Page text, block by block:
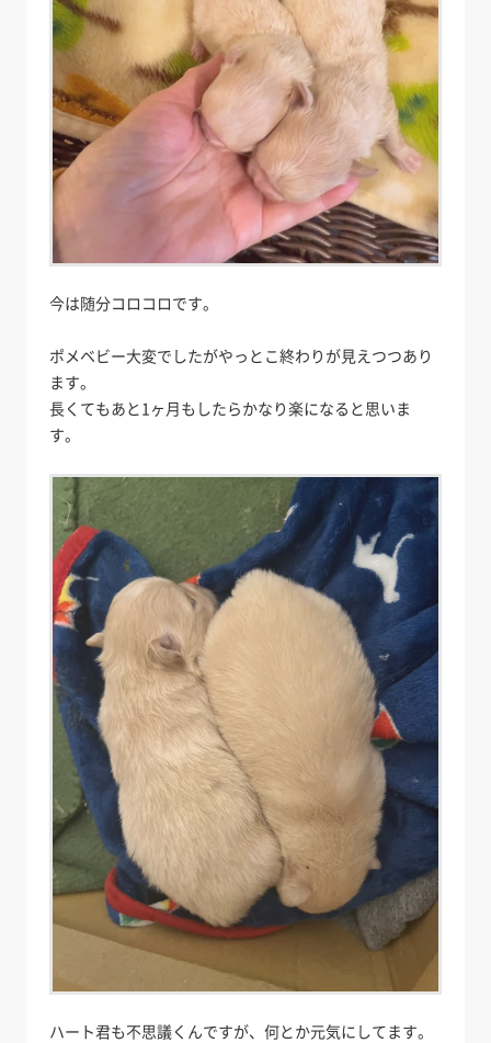
今は随分コロコロです。
ポメベビー大変でしたがやっとこ終わりが見えつつあり
ます。
長くてもあと1ヶ月もしたらかなり楽になると思いま
す。
ハート君も不思議くんですが、何とか元気にしてます。